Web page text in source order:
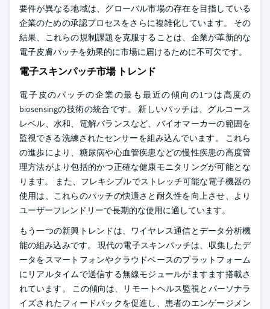
要件が異なる地域は、グローバル市場の存在を目指している
企業のための承認プロセスをさらに複雑化しています。 その
結果、これらの規制課題を克服することは、企業が革新的な
電子皮膚パッチを効果的に市場に届けるために不可欠です。
電子スキンパッチ市場 トレンド
電子皮のパッチの企業の最も最近の傾向の1つは高度の
biosensingの技術の統合です。 新しいパッチは、グルコース
レベル、水和、電解バランスなど、バイオマーカーの範囲を
監視できる洗練されたセンサーを組み込んでいます。 これら
の進歩により、糖尿病や心血管疾患などの慢性疾患の高度管
理方法がより包括的かつ正確な健康モニタリングが可能とな
ります。 また、フレキシブルでストレッチ可能な電子機器の
使用は、これらのパッチの快適さと耐久性を向上させ、より
ユーザーフレンドリーで長期的な使用に適しています。
もう一つの新興トレンドは、ワイヤレス通信とデータ分析機
能の組み込みです。 現代の電子スキンパッチは、収集したデ
ータをスマートフォンやクラウドベースのプラットフォーム
にリアルタイムで送信する無線モジュールがますます搭載さ
れています。 この傾向は、リモートヘルス監視とパーソナラ
イズされたフィードバックを促進し、患者のエンゲージメン